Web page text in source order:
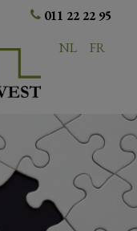
011 22 22 95
NL
FR